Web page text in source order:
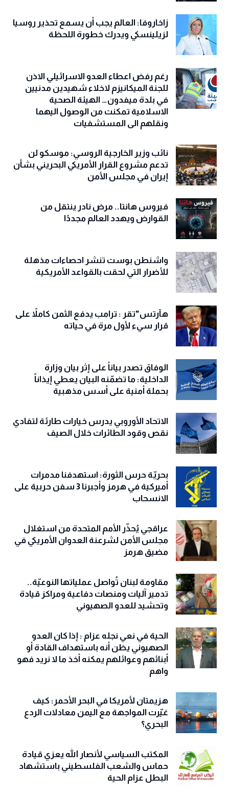
زاخاروفا: العالم يجب أن يسمع تحذير روسيا
لزيلينسكي ويدرك خطورة اللحظة
رغم رفض اعطاء العدو الاسرائيلي الاذن
للجنة الميكانيزم لاخلاء شهيدين مدنيين
في بلدة ميفدون… الهيئة الصحية
الاسلامية تمكنت من الوصول اليهما
ونقلهم الى المستشفيات
نائب وزير الخارجية الروسي: موسكو لن
تدعم مشروع القرار الأمريكي البحريني بشأن
إيران في مجلس الأمن
فيروس هانتا.. مرض نادر ينتقل من
القوارض ويهدد العالم مجددًا
واشنطن بوست تنشر احصاءات مذهلة
للأضرار التي لحقت بالقواعد الأمريكية
هآرتس"تقر : ترامب يدفع الثمن كاملاً على
قرار سيء لأول مرة في حياته
الوفاق تصدر بياناً على إثر بيان وزارة
الداخلية: ما تضمّنه البيان يعطي إيذاناً
بحملة أمنية على أسس مذهبية
الاتحاد الأوروبي يدرس خيارات طارئة لتفادي
نقص وقود الطائرات خلال الصيف
بحريّة حرس الثورة: استهدفنا مدمرات
أميركية في هرمز وأجبرنا 3 سفن حربية على
الانسحاب
عراقجي يُحذّر الأمم المتحدة من استغلال
مجلس الأمن لشرعنة العدوان الأمريكي في
مضيق هرمز
مقاومة لبنان تُواصل عملياتها النوعيّة..
تدمير آليات ومنصات دفاعية ومراكز قيادة
وتحشيد للعدو الصهيوني
الحية في نعي نجله عزام : إذا كان العدو
الصهيوني يظن أنه باستهداف القادة أو
أبنائهم وعوائلهم يمكنه أخذ ما لا نريد فهو
واهم
هزيمتان لأمريكا في البحر الأحمر: كيف
غيّرت المواجهة مع اليمن معادلات الردع
البحري؟
المكتب السياسي لأنصار الله يعزي قيادة
حماس والشعب الفلسطيني باستشهاد
البطل عزام الحية